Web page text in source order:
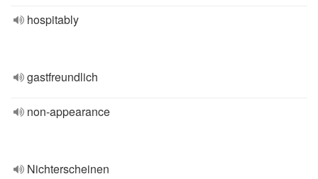
hospitably
gastfreundlich
non-appearance
Nichterscheinen